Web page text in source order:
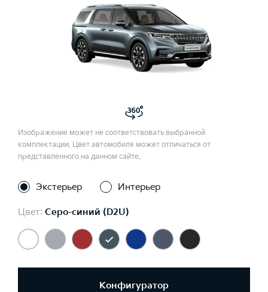
Изображение может не соответствовать выбранной
комплектации. Цвет автомобиля может отличаться от
представленного на данном сайте.
Экстерьер Интерьер
Цвет: Серо-синий (D2U)
Конфигуратор